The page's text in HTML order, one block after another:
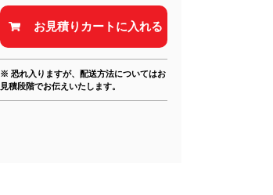
※ 恐れ入りますが、配送方法についてはお
見積段階でお伝えいたします。